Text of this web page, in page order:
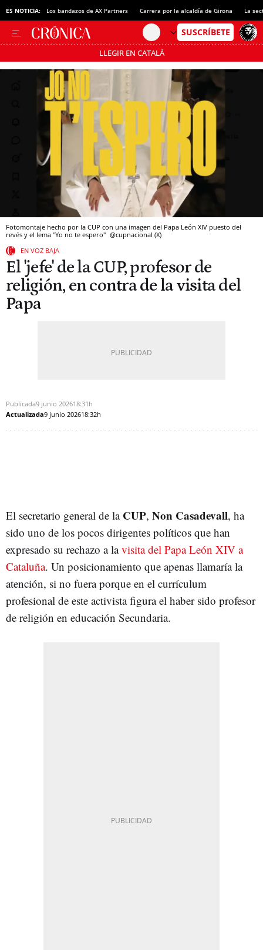
ES NOTICIA: Los bandazos de AX Partners Carrera por la alcaldía de Girona La
LLEGIR EN CATALÀ
Pásate al MODO AHORRO
Fotomontaje hecho por la CUP con una imagen del Papa León XIV puesto del
revés y el lema "Yo no te espero" @cupnacional (X)
EN VOZ BAJA
El 'jefe' de la CUP, profesor de
religión, en contra de la visita del
Papa
Publicada9 junio 202618:31h
Actualizada9 junio 202618:32h
El secretario general de la CUP, Non Casadevall, ha
sido uno de los pocos dirigentes políticos que han
expresado su rechazo a lavisita del Papa León XIV a
Cataluña. Un posicionamiento que apenas llamaría la
atención, si no fuera porque en el currículum
profesional de este activista figura el haber sido profesor
de religión en educación Secundaria.